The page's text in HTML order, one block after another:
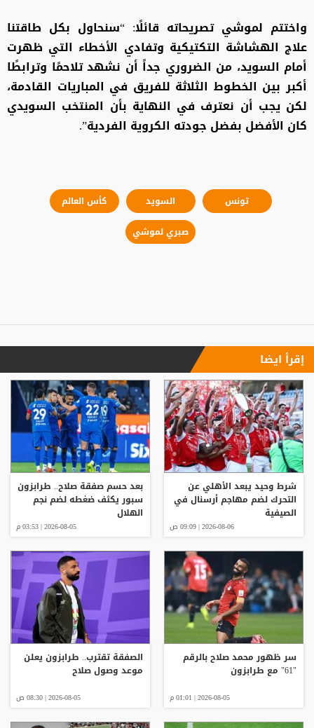
واختتم لموشي تصريحاته قائلًا: “سنحاول بكل طاقتنا
علاج الهشاشة التكتيكية وتفادي الأخطاء التي ظهرت
أمام السويد، من الضروري جداً أن نشهد تلاحمًا وترابطًا
أكبر بين الخطوط الثلاثة للفريق في المباريات القادمة،
لكن يجب أن نعترف في النهاية بأن المنتخب السويدي
كان الأفضل بفضل جودته الكروية الفردية”.
تونس السويد
كأس العالم
صبري لموشي
إقرأ ايضا
شرط وحيد يبعد الأهلي عن
التحرك لضم مهاجم أرسنال في
الصيفية
2026-08-06 | 09:09 ص
بعد حسم صفقة صلاح.. طرابزون
سبور يكثف ضغطه لضم نجم
الهلال
2026-08-05 | 03:53 م
سر ظهور محمد صلاح بالرقم
"61" مع طرابزون
2026-08-05 | 01:01 م
الصفقة تقترب.. طرابزون يعلن
موعد وصول صلاح
2026-08-05 | 08:30 ص